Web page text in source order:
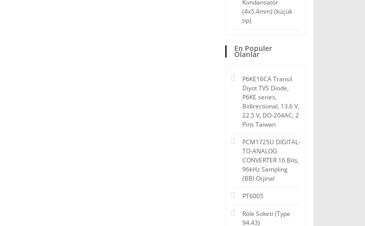
Kondansatör
(4x5.4mm) (küçük
tip)
En Populer
Olanlar
P6KE16CA Transil
Diyot TVS Diode,
P6KE series,
Bidirectional, 13.6 V,
22.5 V, DO-204AC, 2
Pins Taiwan
PCM1725U DIGITAL-
TO-ANALOG
CONVERTER 16 Bits,
96kHz Sampling
(BB) Orjinal
PT6005
Röle Soketi (Type
94.43)